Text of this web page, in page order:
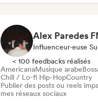
< 100 feedbacks réalisés
AmericanaMusique arabe
Chill / Lo-fi Hip-HopCountry
Publier des posts ou reels
mes réseaux sociaux